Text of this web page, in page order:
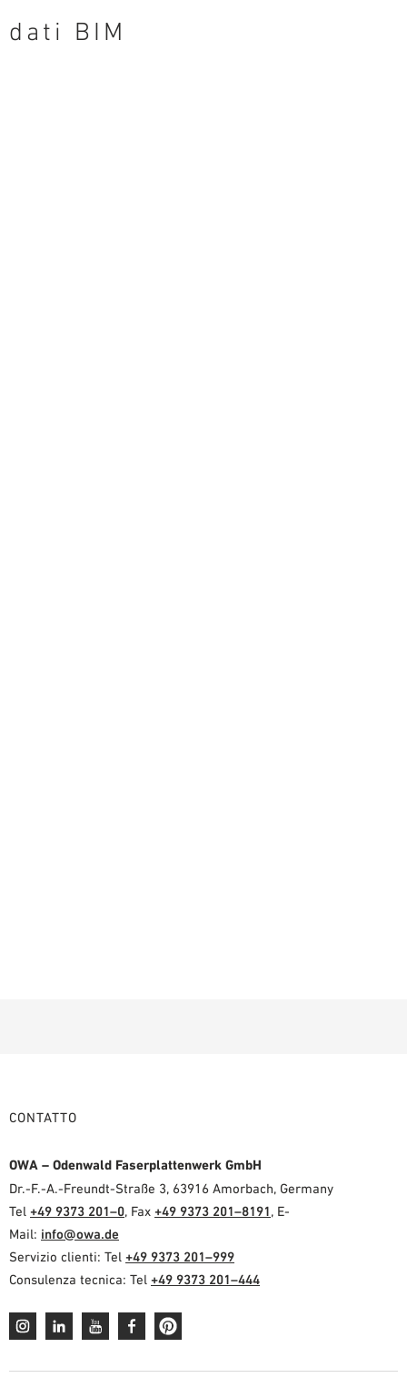
dati BIM
CONTATTO
OWA – Odenwald Faserplattenwerk GmbH
Dr.-F.-A.-Freundt-Straße 3, 63916 Amorbach, Germany
Tel +49 9373 201–0, Fax +49 9373 201–8191, E-
Mail: info@owa.de
Servizio clienti: Tel +49 9373 201–999
Consulenza tecnica: Tel +49 9373 201–444